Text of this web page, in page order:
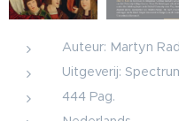
Auteur: Martyn
Uitgeverij:
444 Pag.